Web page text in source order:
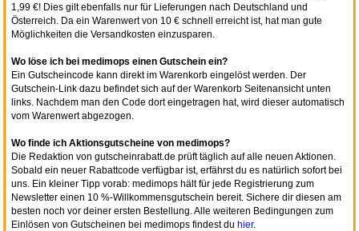
1,99 €! Dies gilt ebenfalls nur für Lieferungen nach Deutschland und
Österreich. Da ein Warenwert von 10 € schnell erreicht ist, hat man gute
Möglichkeiten die Versandkosten einzusparen.
Wo löse ich bei medimops einen Gutschein ein?
Ein Gutscheincode kann direkt im Warenkorb eingelöst werden. Der
Gutschein-Link dazu befindet sich auf der Warenkorb Seitenansicht unten
links. Nachdem man den Code dort eingetragen hat, wird dieser automatisch
vom Warenwert abgezogen.
Wo finde ich Aktionsgutscheine von medimops?
Die Redaktion von gutscheinrabatt.de prüft täglich auf alle neuen Aktionen.
Sobald ein neuer Rabattcode verfügbar ist, erfährst du es natürlich sofort bei
uns. Ein kleiner Tipp vorab: medimops hält für jede Registrierung zum
Newsletter einen 10 %-Willkommensgutschein bereit. Sichere dir diesen am
besten noch vor deiner ersten Bestellung. Alle weiteren Bedingungen zum
Einlösen von Gutscheinen bei medimops findest du hier.